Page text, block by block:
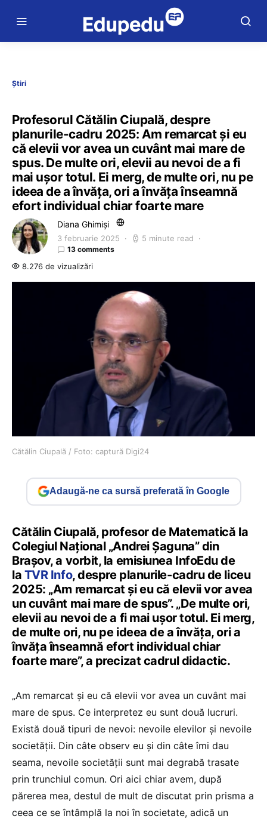
Știri
Profesorul Cătălin Ciupală, despre
planurile-cadru 2025: Am remarcat și eu
că elevii vor avea un cuvânt mai mare de
spus. De multe ori, elevii au nevoi de a fi
mai ușor totul. Ei merg, de multe ori, nu pe
ideea de a învăța, ori a învăța înseamnă
efort individual chiar foarte mare
Diana Ghimiși
3 februarie 2025 5 minute read
13 comments
8.276 de vizualizări
Cătălin Ciupală / Foto: captură Digi24
Adaugă-ne ca sursă preferată în Google
Cătălin Ciupală, profesor de Matematică la
Colegiul Național „Andrei Șaguna” din
Brașov, a vorbit, la emisiunea InfoEdu de
la TVR Info, despre planurile-cadru de liceu
2025: „Am remarcat și eu că elevii vor avea
un cuvânt mai mare de spus”. „De multe ori,
elevii au nevoi de a fi mai ușor totul. Ei merg,
de multe ori, nu pe ideea de a învăța, ori a
învăța înseamnă efort individual chiar
foarte mare”, a precizat cadrul didactic.
„Am remarcat și eu că elevii vor avea un cuvânt mai
mare de spus. Ce interpretez eu sunt două lucruri.
Există două tipuri de nevoi: nevoile elevilor și nevoile
societății. Din câte observ eu și din câte îmi dau
seama, nevoile societății sunt mai degrabă trasate
prin trunchiul comun. Ori aici chiar avem, după
părerea mea, destul de mult de discutat prin prisma a
ceea ce se întâmplă la noi în societate, adică un